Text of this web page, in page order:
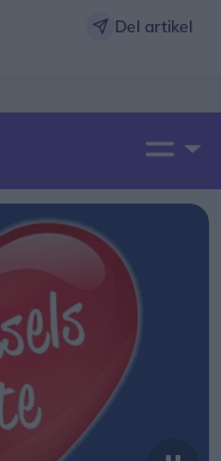
Del artikel